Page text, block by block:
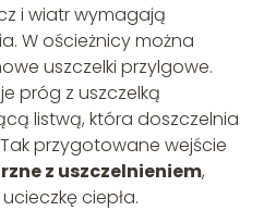
i wiatr wymagają
W ościeżnicy można
uszczelki przylgowe.
próg z uszczelką
listwą, która doszczelnia
przygotowane wejście
z uszczelnieniem,
ciepła.